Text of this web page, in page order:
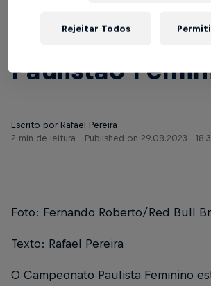
a classificação
Paulistão
Escrito por Rafael Pereira
2 min de leitura
Published on 29.08.2023 ·
Foto: Fernando Roberto/Red Bull
Texto: Rafael Pereira
O Campeonato Paulista Feminino
Rejeitar Todos